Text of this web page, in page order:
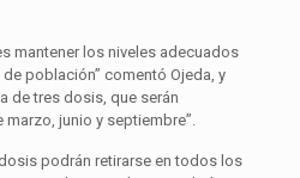
mantener los niveles adecuados
población” comentó Ojeda, y
de tres dosis, que serán
junio y septiembre”.
podrán retirarse en todos los